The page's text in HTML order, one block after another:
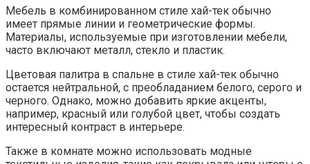
Мебель в комбинированном стиле хай-тек обычно
имеет прямые линии и геометрические формы.
Материалы, используемые при изготовлении мебели,
часто включают металл, стекло и пластик.
Цветовая палитра в спальне в стиле хай-тек обычно
остается нейтральной, с преобладанием белого, серого и
черного. Однако, можно добавить яркие акценты,
например, красный или голубой цвет, чтобы создать
интересный контраст в интерьере.
Также в комнате можно использовать модные